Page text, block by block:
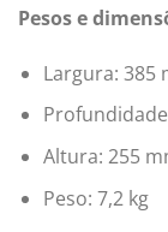
Pesos e
Largura: 385
Altura: 255
Peso: 7,2 kg